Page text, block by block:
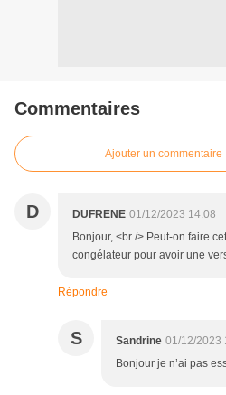
Commentaires
Ajouter un commentaire
D DUFRENE 01/12/2023 14:08
Bonjour, <br /> Peut-on faire
congélateur pour avoir une
Répondre
S Sandrine 01/12/2023
Bonjour je n’ai pas